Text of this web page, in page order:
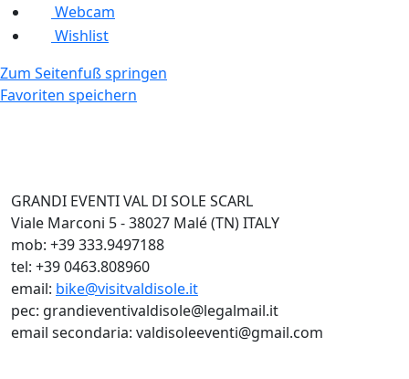
Webcam
Wishlist
Zum Seitenfuß springen
Favoriten speichern
GRANDI EVENTI VAL DI SOLE SCARL
Viale Marconi 5 - 38027 Malé (TN) ITALY
mob: +39 333.9497188
tel: +39 0463.808960
email: bike@visitvaldisole.it
pec: grandieventivaldisole@legalmail.it
email secondaria: valdisoleeventi@gmail.com